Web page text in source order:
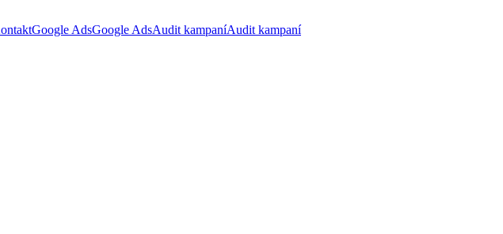
Google AdsGoogle AdsAudit kampaníAudit kampaní